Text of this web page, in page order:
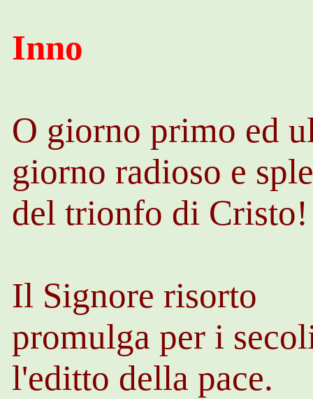
Inno
O giorno primo ed
giorno radioso e
del trionfo di Cristo!
Il Signore risorto
promulga per i
l'editto della pace.